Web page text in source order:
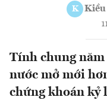
K
Tính chung
nước mở mới
chứng khoán kỷ